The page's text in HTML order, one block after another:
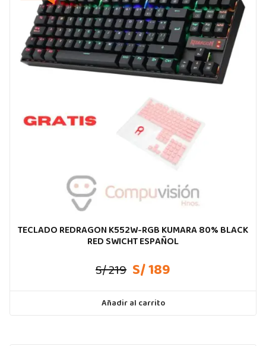
TECLADO REDRAGON K552W-RGB KUMARA 80% BLACK
RED SWICHT ESPAÑOL
S/ 219 S/ 189
Añadir al carrito